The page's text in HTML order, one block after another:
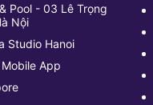
Pool - 03 Lê Trọng
Nội
Studio Hanoi
App